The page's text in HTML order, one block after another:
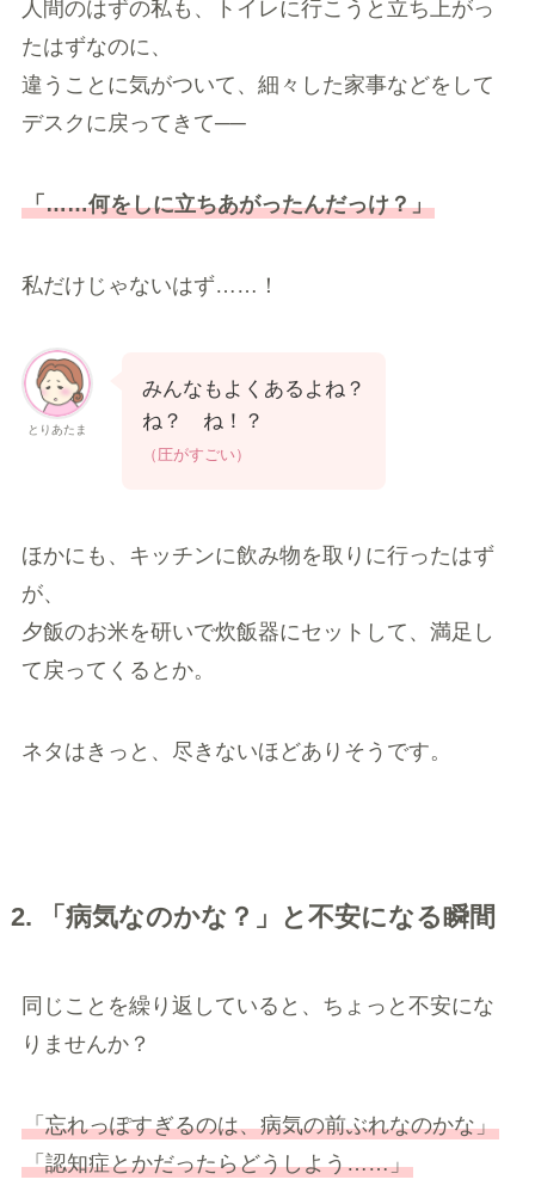
人間のはずの私も、トイレに行こうと立ち上がっ
たはずなのに、
違うことに気がついて、細々した家事などをして
デスクに戻ってきて──
「……何をしに立ちあがったんだっけ？」
私だけじゃないはず……！
とりあたま
みんなもよくあるよね？
ね？ ね！？
（圧がすごい）
ほかにも、キッチンに飲み物を取りに行ったはず
が、
夕飯のお米を研いで炊飯器にセットして、満足し
て戻ってくるとか。
ネタはきっと、尽きないほどありそうです。
2. 「病気なのかな？」と不安になる瞬間
同じことを繰り返していると、ちょっと不安にな
りませんか？
「忘れっぽすぎるのは、病気の前ぶれなのかな」
「認知症とかだったらどうしよう……」